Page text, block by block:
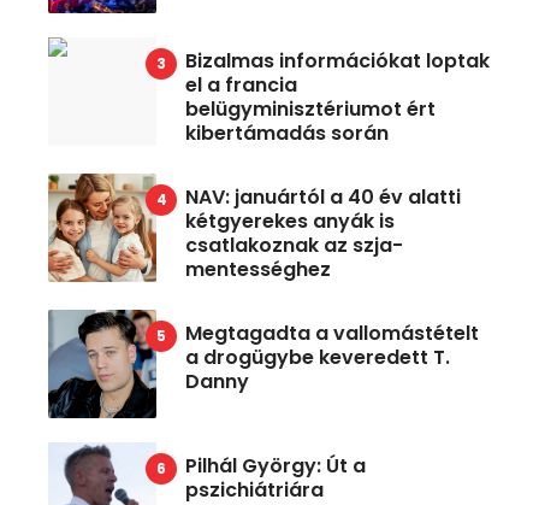
Bizalmas információkat loptak
el a francia
belügyminisztériumot ért
kibertámadás során
NAV: januártól a 40 év alatti
kétgyerekes anyák is
csatlakoznak az szja-
mentességhez
Megtagadta a vallomástételt
a drogügybe keveredett T.
Danny
Pilhál György: Út a
pszichiátriára